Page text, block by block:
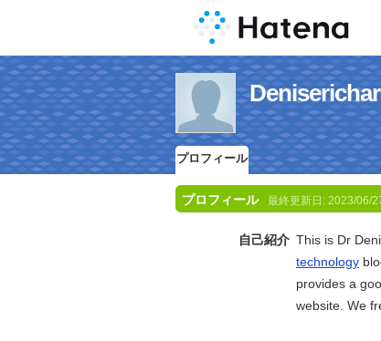
プロフィール
プロフィール 最終更新日: 2023/06/
自己紹介 This is Dr
technology
provides a
website. We